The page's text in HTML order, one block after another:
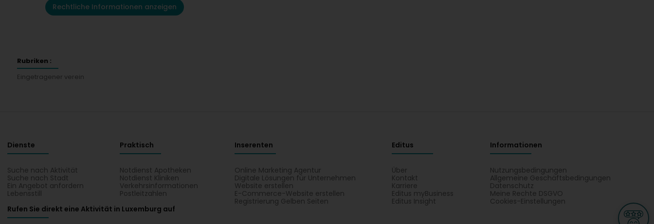
Rechtliche Informationen anzeigen
Rubriken :
Eingetragener verein
Dienste
Suche nach Aktivität
Suche nach Stadt
Ein Angebot anfordern
Lebensstill
Praktisch
Notdienst Apotheken
Notdienst Kliniken
Verkehrsinformationen
Postleitzahlen
Inserenten
Online Marketing Agentur
Digitale Lösungen für Unternehmen
Website erstellen
E-Commerce-Website erstellen
Registrierung Gelben Seiten
Editus
Über
Kontakt
Karriere
Editus myBusiness
Editus Insight
Informationen
Nutzungsbedingungen
Allgemeine Geschäftsbedingungen
Datenschutz
Meine Rechte DSGVO
Cookies-Einstellungen
Rufen Sie direkt eine Aktivität in Luxemburg auf